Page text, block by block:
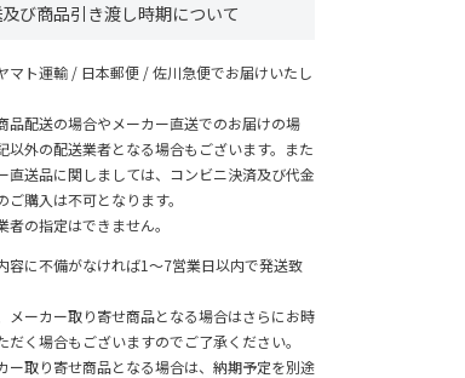
び商品引き渡し時期について
マト運輸 / 日本郵便 / 佐川急便でお届けいたし
品配送の場合やメーカー直送でのお届けの場
以外の配送業者となる場合もございます。また
直送品に関しましては、コンビニ決済及び代金
ご購入は不可となります。
の指定はできません。
容に不備がなければ1～7営業日以内で発送致
メーカー取り寄せ商品となる場合はさらにお時
だく場合もございますのでご了承ください。
ー取り寄せ商品となる場合は、納期予定を別途